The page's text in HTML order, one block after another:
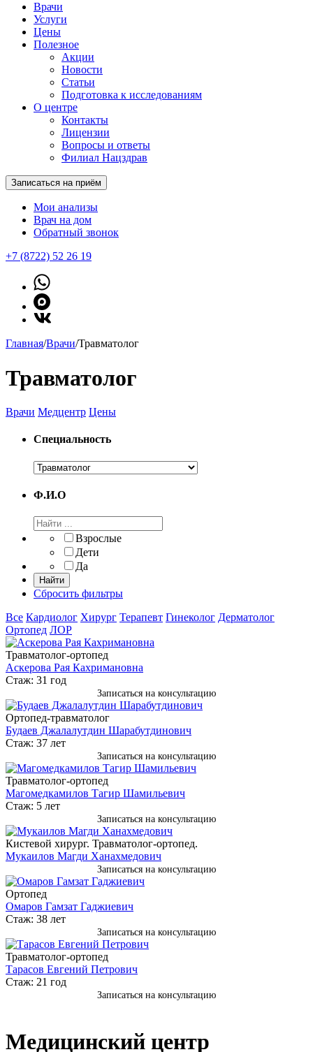
Врачи
Услуги
Цены
Полезное
Акции
Новости
Статьи
Подготовка к исследованиям
О центре
Контакты
Лицензии
Вопросы и ответы
Филиал Нацздрав
Записаться на приём
Мои анализы
Врач на дом
Обратный звонок
+7 (8722) 52 26 19
Главная/Врачи/Травматолог
Травматолог
Врачи Медцентр Цены
Специальность
Ф.И.О
Взрослые
Дети
Да
Сбросить фильтры
Все Кардиолог Хирург Терапевт Гинеколог Дерматолог
Ортопед ЛОР
Травматолог-ортопед
Аскерова Рая Кахримановна
Стаж: 31 год
Записаться на консультацию
Ортопед-травматолог
Будаев Джалалутдин Шарабутдинович
Стаж: 37 лет
Записаться на консультацию
Травматолог-ортопед
Магомедкамилов Тагир Шамильевич
Стаж: 5 лет
Записаться на консультацию
Кистевой хирург. Травматолог-ортопед.
Мукаилов Магди Ханахмедович
Записаться на консультацию
Ортопед
Омаров Гамзат Гаджиевич
Стаж: 38 лет
Записаться на консультацию
Травматолог-ортопед
Тарасов Евгений Петрович
Стаж: 21 год
Записаться на консультацию
Медицинский центр